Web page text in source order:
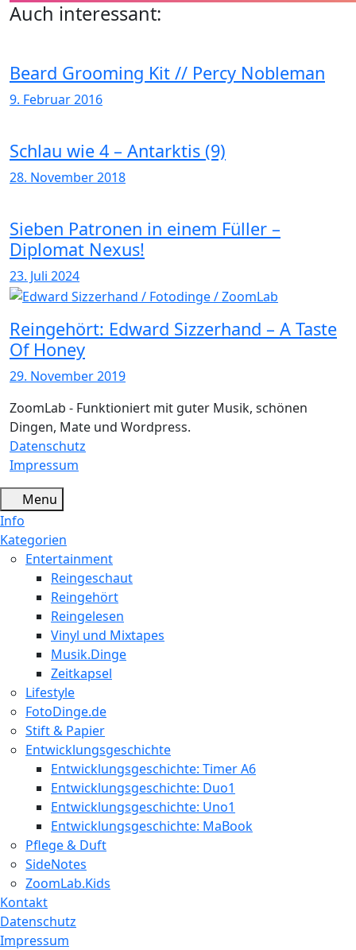
Auch interessant:
Beard Grooming Kit // Percy Nobleman
9. Februar 2016
Schlau wie 4 – Antarktis (9)
28. November 2018
Sieben Patronen in einem Füller –
Diplomat Nexus!
23. Juli 2024
Reingehört: Edward Sizzerhand – A Taste
Of Honey
29. November 2019
ZoomLab - Funktioniert mit guter Musik, schönen
Dingen, Mate und Wordpress.
Datenschutz
Impressum
Menu
Info
Kategorien
Entertainment
Reingeschaut
Reingehört
Reingelesen
Vinyl und Mixtapes
Musik.Dinge
Zeitkapsel
Lifestyle
FotoDinge.de
Stift & Papier
Entwicklungsgeschichte
Entwicklungsgeschichte: Timer A6
Entwicklungsgeschichte: Duo1
Entwicklungsgeschichte: Uno1
Entwicklungsgeschichte: MaBook
Pflege & Duft
SideNotes
ZoomLab.Kids
Kontakt
Datenschutz
Impressum